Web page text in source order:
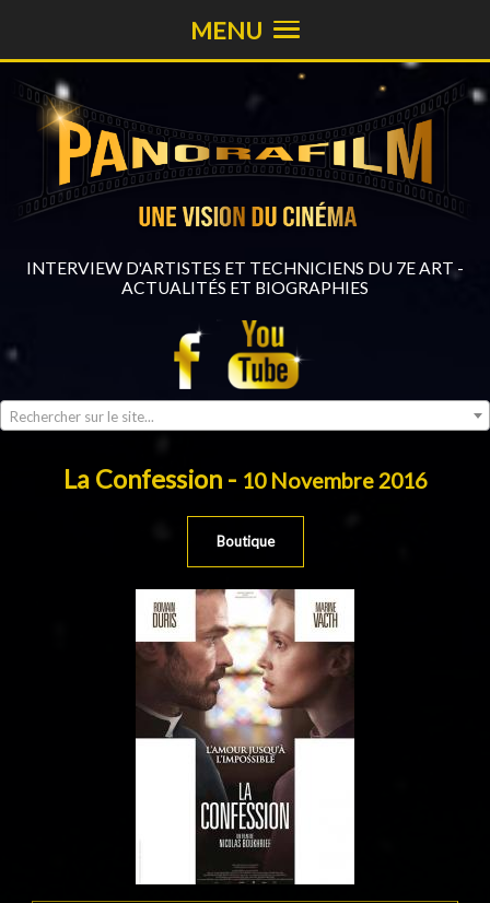
INTERVIEW D'ARTISTES ET TECHNICIENS DU 7E ART -
ACTUALITÉS ET BIOGRAPHIES
Rechercher sur le site...
MENU
La Confession - 10 Novembre 2016
Boutique